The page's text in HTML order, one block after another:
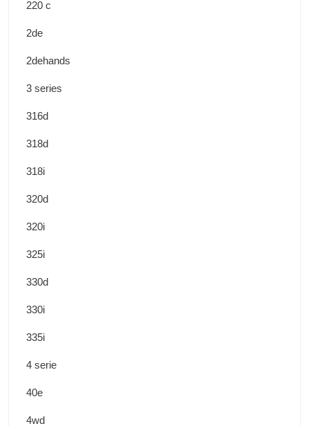
220 c
2de
2dehands
3 series
316d
318d
318i
320d
320i
325i
330d
330i
335i
4 serie
40e
4wd